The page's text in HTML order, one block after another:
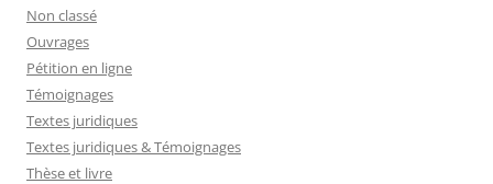
Non classé
Ouvrages
Pétition en ligne
Témoignages
Textes juridiques
Textes juridiques & Témoignages
Thèse et livre